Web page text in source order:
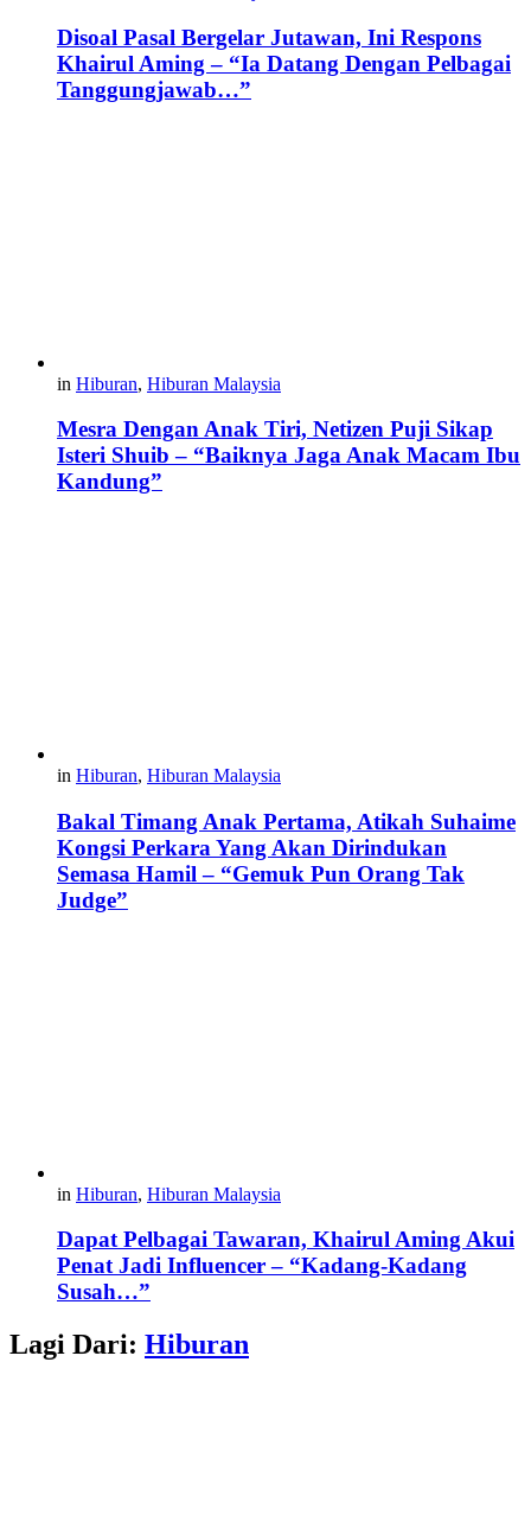
Disoal Pasal Bergelar Jutawan, Ini Respons
Khairul Aming – “Ia Datang Dengan Pelbagai
Tanggungjawab…”
in Hiburan, Hiburan Malaysia
Mesra Dengan Anak Tiri, Netizen Puji Sikap
Isteri Shuib – “Baiknya Jaga Anak Macam Ibu
Kandung”
in Hiburan, Hiburan Malaysia
Bakal Timang Anak Pertama, Atikah Suhaime
Kongsi Perkara Yang Akan Dirindukan
Semasa Hamil – “Gemuk Pun Orang Tak
Judge”
in Hiburan, Hiburan Malaysia
Dapat Pelbagai Tawaran, Khairul Aming Akui
Penat Jadi Influencer – “Kadang-Kadang
Susah…”
Lagi Dari: Hiburan